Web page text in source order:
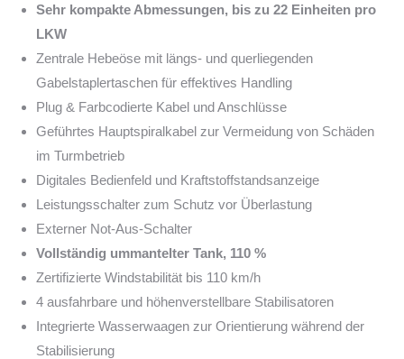
Sehr kompakte Abmessungen, bis zu 22 Einheiten pro
LKW
Zentrale Hebeöse mit längs- und querliegenden
Gabelstaplertaschen für effektives Handling
Plug & Farbcodierte Kabel und Anschlüsse
Geführtes Hauptspiralkabel zur Vermeidung von Schäden
im Turmbetrieb
Digitales Bedienfeld und Kraftstoffstandsanzeige
Leistungsschalter zum Schutz vor Überlastung
Externer Not-Aus-Schalter
Vollständig ummantelter Tank, 110 %
Zertifizierte Windstabilität bis 110 km/h
4 ausfahrbare und höhenverstellbare Stabilisatoren
Integrierte Wasserwaagen zur Orientierung während der
Stabilisierung